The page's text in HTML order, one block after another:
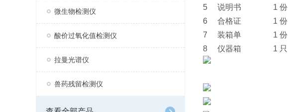
微生物检测仪
酸价过氧化值检测仪
拉曼光谱仪
兽药残留检测仪
5 说明书 1 份
6 合格证 1 份
7 装箱单 1 份
8 仪器箱 1 只